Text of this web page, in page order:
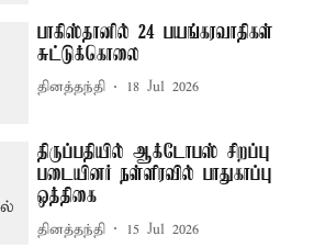
பாகிஸ்தானில் 24 பயங்கரவாதிகள்
சுட்டுக்கொலை
தினத்தந்தி 18 Jul 2026
திருப்பதியில் ஆக்டோபஸ் சிறப்பு
படையினர் நள்ளிரவில் பாதுகாப்பு
ஒத்திகை
தினத்தந்தி 15 Jul 2026